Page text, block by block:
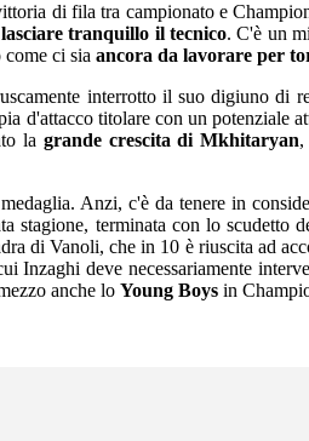
di fila tra campionato e
tranquillo il tecnico. C'è un
ci sia ancora da lavorare per
interrotto il suo digiuno di
d'attacco titolare con un potenziale
la grande crescita di Mkhitaryan,
Anzi, c'è da tenere in
stagione, terminata con lo scudetto
di Vanoli, che in 10 è riuscita ad
Inzaghi deve necessariamente
anche lo Young Boys in